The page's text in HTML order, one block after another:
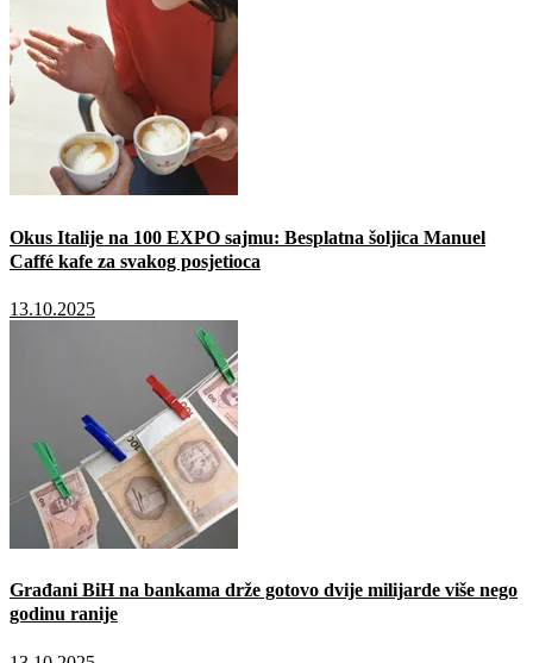
Okus Italije na 100 EXPO sajmu: Besplatna šoljica Manuel
Caffé kafe za svakog posjetioca
13.10.2025
Građani BiH na bankama drže gotovo dvije milijarde više nego
godinu ranije